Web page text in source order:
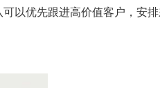
以优先跟进高价值客户，安